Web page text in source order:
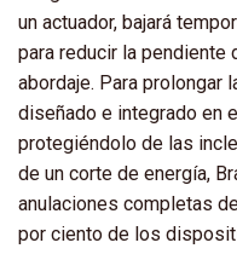
un actuador, bajará
para reducir la pendiente
abordaje. Para prolongar
diseñado e integrado en
protegiéndolo de las
de un corte de energía,
anulaciones completas
por ciento de los